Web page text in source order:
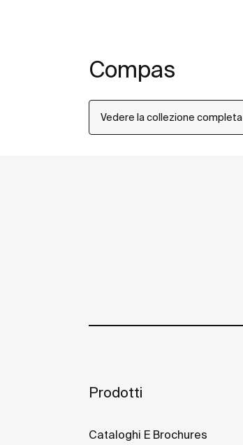
Compas
Vedere la collezione completa
Prodotti
Cataloghi E Brochures